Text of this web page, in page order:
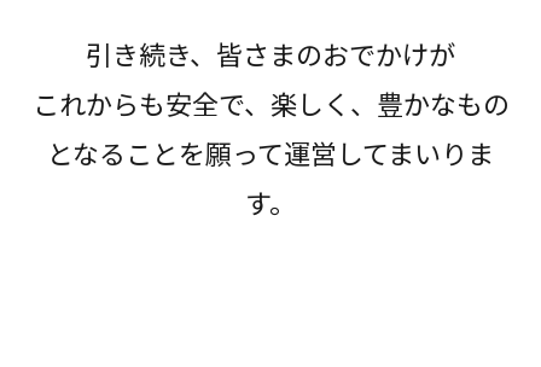
引き続き、皆さまのおでかけが
これからも安全で、楽しく、豊かなもの
となることを願って運営してまいりま
す。